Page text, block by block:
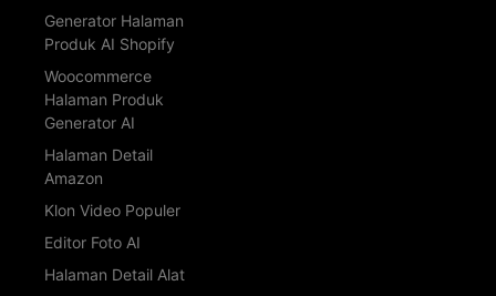
Generator Halaman
Produk AI Shopify
Woocommerce
Halaman Produk
Generator AI
Halaman Detail
Amazon
Klon Video Populer
Editor Foto AI
Halaman Detail Alat